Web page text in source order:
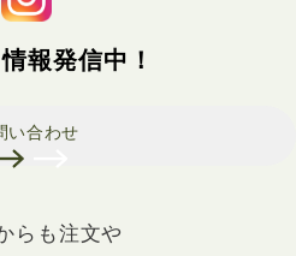
報発信中！
い合わせ
らも注文や